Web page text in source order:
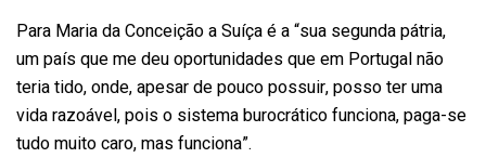
Para Maria da Conceição a Suíça é a “sua segunda pátria,
um país que me deu oportunidades que em Portugal não
teria tido, onde, apesar de pouco possuir, posso ter uma
vida razoável, pois o sistema burocrático funciona, paga-se
tudo muito caro, mas funciona”.